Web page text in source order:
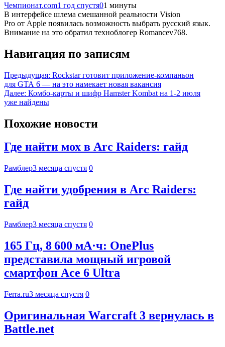
Чемпионат.com1 год спустя01 минуты
В интерфейсе шлема смешанной реальности Vision
Pro от Apple появилась возможность выбрать русский язык.
Внимание на это обратил техноблогер Romancev768.
Навигация по записям
Предыдущая: Rockstar готовит приложение-компаньон
для GTA 6 — на это намекает новая вакансия
Далее: Комбо-карты и шифр Hamster Kombat на 1-2 июля
уже найдены
Похожие новости
Где найти мох в Arc Raiders: гайд
Рамблер3 месяца спустя 0
Где найти удобрения в Arc Raiders:
гайд
Рамблер3 месяца спустя 0
165 Гц, 8 600 мА·ч: OnePlus
представила мощный игровой
смартфон Ace 6 Ultra
Ferra.ru3 месяца спустя 0
Оригинальная Warcraft 3 вернулась в
Battle.net